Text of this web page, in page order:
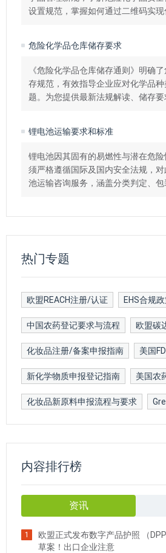
设置规范，掌握如何通过二维码实
危险化学品仓库储存要求
《危险化学品仓库储存通则》明确
存规范，有效指导企业应对化学品
题。为您提供最新法规解读、储存要
锂电池运输要求和标准
锂电池因其固有的易燃性与潜在危
须严格遵循国际及国内安全法规，
池运输咨询服务，涵盖分类判定、包
热门专题
欧盟REACH注册/认证 EHS合规
中国农药登记要求与流程 欧盟碳
化妆品注册/备案申报指南 美国
新化学物质申报登记指南 美国农
化妆品新原料申报流程与要求
内容排行榜
资讯
1
欧盟正式发布数字产品护照 （
草案！出口企业注意